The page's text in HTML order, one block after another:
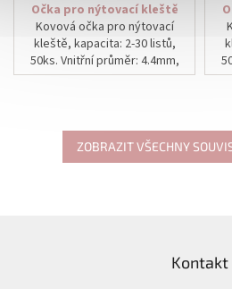
Očka pro nýtovací kleště
Kovová očka pro nýtovací
kleště, kapacita: 2-30 listů,
50ks. Vnitřní průměr: 4.4mm,
vnější průměr 7.8mm, délka
V balení: 50 ks
ZOBRAZIT VŠECHNY
Kontakt